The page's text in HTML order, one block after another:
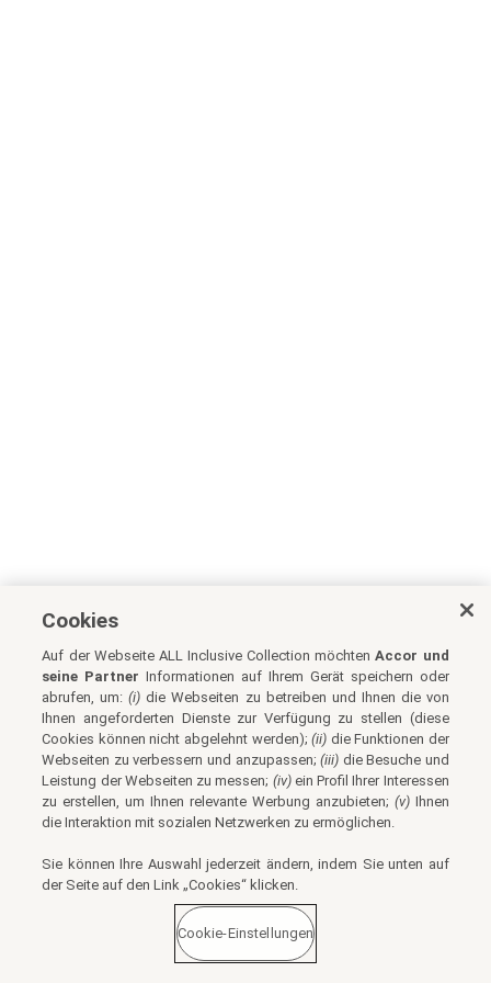
Cookies
Auf der Webseite ALL Inclusive Collection möchtenAccor und
seine Partner Informationen auf Ihrem Gerät speichern oder
abrufen, um:(i) die Webseiten zu betreiben und Ihnen die von
Ihnen angeforderten Dienste zur Verfügung zu stellen (diese
Cookies können nicht abgelehnt werden);(ii) die Funktionen der
Webseiten zu verbessern und anzupassen;(iii) die Besuche und
Leistung der Webseiten zu messen; (iv)ein Profil Ihrer Interessen
zu erstellen, um Ihnen relevante Werbung anzubieten; (v)Ihnen
die Interaktion mit sozialen Netzwerken zu ermöglichen.
Sie können Ihre Auswahl jederzeit ändern, indem Sie unten auf
der Seite auf den Link „Cookies“ klicken.
Cookie-Einstellungen